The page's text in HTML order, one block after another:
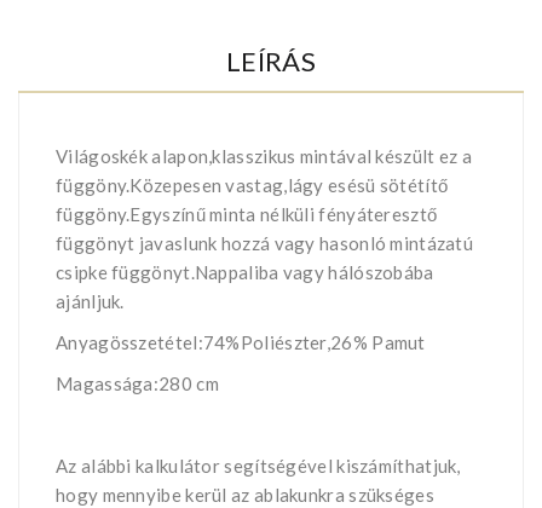
LEÍRÁS
Világoskék alapon,klasszikus mintával készült ez a
függöny.Közepesen vastag,lágy esésü sötétítő
függöny.Egyszínű minta nélküli fényáteresztő
függönyt javaslunk hozzá vagy hasonló mintázatú
csipke függönyt.Nappaliba vagy hálószobába
ajánljuk.
Anyagösszetétel:74%Poliészter,26% Pamut
Magassága:280 cm
Az alábbi kalkulátor segítségével kiszámíthatjuk,
hogy mennyibe kerül az ablakunkra szükséges